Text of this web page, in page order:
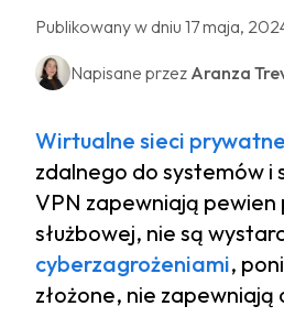
Publikowany w dniu 17 maja,
Napisane przez Aranza
Wirtualne sieci prywatne
zdalnego do systemów i
VPN zapewniają pewien
służbowej, nie są
cyberzagrożeniami,
złożone, nie